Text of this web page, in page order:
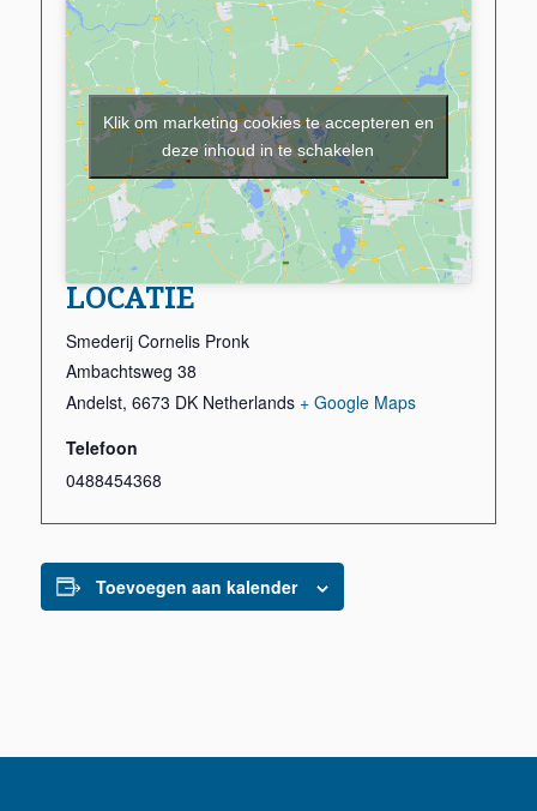
LOCATIE
Smederij Cornelis Pronk
Ambachtsweg 38
Andelst, 6673 DK Netherlands + Google Maps
Telefoon
0488454368
Klik om marketing cookies te accepteren en
deze inhoud in te schakelen
Toevoegen aan kalender